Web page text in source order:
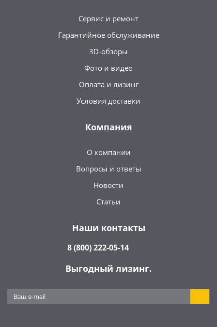
Сервис и ремонт
Гарантийное обслуживание
3D-обзоры
Фото и видео
Оплата и лизинг
Условия доставки
Компания
О компании
Вопросы и ответы
Новости
Статьи
Наши контакты
8 (800) 222-05-14
Выгодный лизинг.